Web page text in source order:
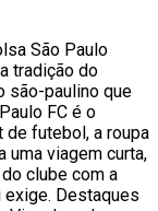
São Paulo
tradição do
são-paulino que
FC é o
de futebol, a roupa
uma viagem curta,
clube com a
Destaques